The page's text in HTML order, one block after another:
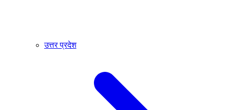
उत्तर प्रदेश